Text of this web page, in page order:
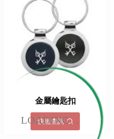
LOADING...
金屬鑰匙扣
快速查詢